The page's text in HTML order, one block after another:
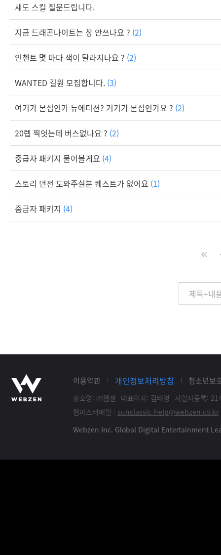
섀도 스킬 질문드립니다.
지금 드래곤나이트는 창 안쓰나요 ? (2)
인첸트 몇 마다 색이 달라지나요 ? (2)
WANTED 길원 모집합니다. (3)
여기가 본섭인가 뉴에디션? 거기가 본섭인가요 ? (2)
20렙 찍엇는데 버스없나요 ? (2)
중급자 패키지 물어볼게요 (4)
스토리 던전 도와주실분 퀘스트가 없어요 (1)
중급자 패키지 (4)
이용약관 개인정보처리방침 청소년보
상호명: ㈜웹젠 대표이사: 김태영
사업자등록:
웹마스터메일 : sunclassic-help@webzen.co.kr
Webzen Inc. Global Digital Entertainment